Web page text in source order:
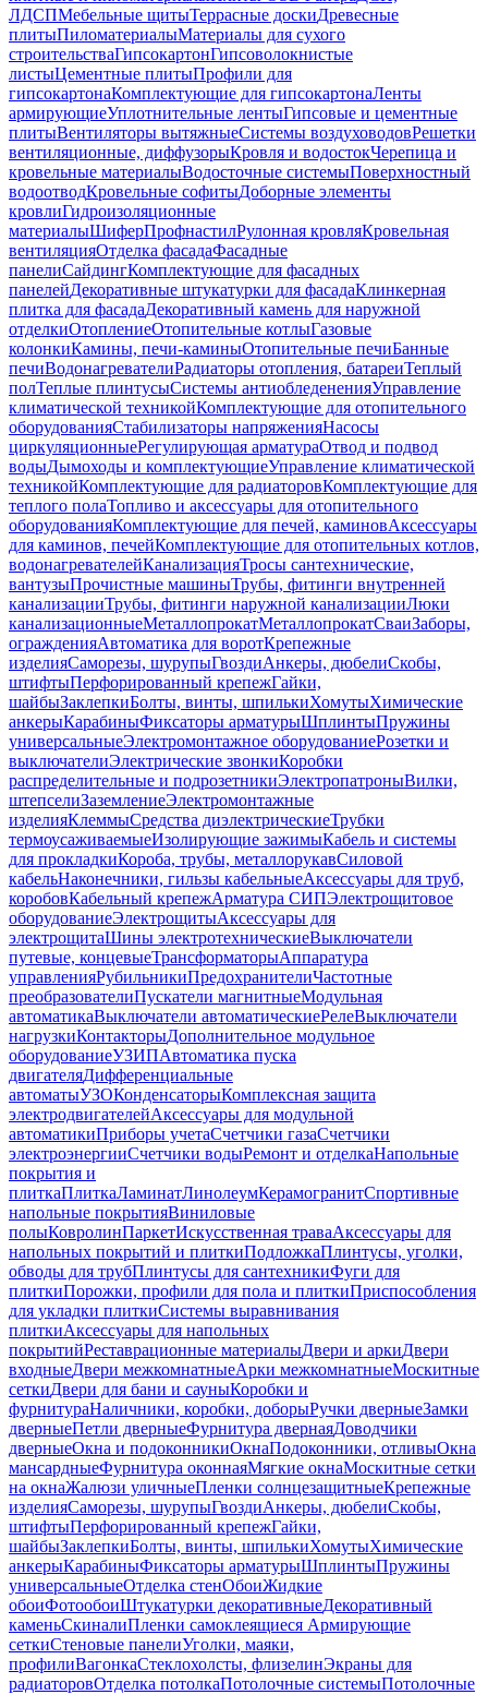
ЛДСПМебельные щитыТеррасные доскиДревесные
плитыПиломатериалыМатериалы для сухого
строительстваГипсокартонГипсоволокнистые
листыЦементные плитыПрофили для
гипсокартонаКомплектующие для гипсокартонаЛенты
армирующиеУплотнительные лентыГипсовые и цементные
плитыВентиляторы вытяжныеСистемы воздуховодовРешетки
вентиляционные, диффузорыКровля и водостокЧерепица и
кровельные материалыВодосточные системыПоверхностный
водоотводКровельные софитыДоборные элементы
кровлиГидроизоляционные
материалыШиферПрофнастилРулонная кровляКровельная
вентиляцияОтделка фасадаФасадные
панелиСайдингКомплектующие для фасадных
панелейДекоративные штукатурки для фасадаКлинкерная
плитка для фасадаДекоративный камень для наружной
отделкиОтоплениеОтопительные котлыГазовые
колонкиКамины, печи-каминыОтопительные печиБанные
печиВодонагревателиРадиаторы отопления, батареиТеплый
полТеплые плинтусыСистемы антиобледененияУправление
климатической техникойКомплектующие для отопительного
оборудованияСтабилизаторы напряженияНасосы
циркуляционныеРегулирующая арматураОтвод и подвод
водыДымоходы и комплектующиеУправление климатической
техникойКомплектующие для радиаторовКомплектующие для
теплого полаТопливо и аксессуары для отопительного
оборудованияКомплектующие для печей, каминовАксессуары
для каминов, печейКомплектующие для отопительных котлов,
водонагревателейКанализацияТросы сантехнические,
вантузыПрочистные машиныТрубы, фитинги внутренней
канализацииТрубы, фитинги наружной канализацииЛюки
канализационныеМеталлопрокатМеталлопрокатСваиЗаборы,
огражденияАвтоматика для воротКрепежные
изделияСаморезы, шурупыГвоздиАнкеры, дюбелиСкобы,
штифтыПерфорированный крепежГайки,
шайбыЗаклепкиБолты, винты, шпилькиХомутыХимические
анкерыКарабиныФиксаторы арматурыШплинтыПружины
универсальныеЭлектромонтажное оборудованиеРозетки и
выключателиЭлектрические звонкиКоробки
распределительные и подрозетникиЭлектропатроныВилки,
штепселиЗаземлениеЭлектромонтажные
изделияКлеммыСредства диэлектрическиеТрубки
термоусаживаемыеИзолирующие зажимыКабель и системы
для прокладкиКороба, трубы, металлорукавСиловой
кабельНаконечники, гильзы кабельныеАксессуары для труб,
коробовКабельный крепежАрматура СИПЭлектрощитовое
оборудованиеЭлектрощитыАксессуары для
электрощитаШины электротехническиеВыключатели
путевые, концевыеТрансформаторыАппаратура
управленияРубильникиПредохранителиЧастотные
преобразователиПускатели магнитныеМодульная
автоматикаВыключатели автоматическиеРелеВыключатели
нагрузкиКонтакторыДополнительное модульное
оборудованиеУЗИПАвтоматика пуска
двигателяДифференциальные
автоматыУЗОКонденсаторыКомплексная защита
электродвигателейАксессуары для модульной
автоматикиПриборы учетаСчетчики газаСчетчики
электроэнергииСчетчики водыРемонт и отделкаНапольные
покрытия и
плиткаПлиткаЛаминатЛинолеумКерамогранитСпортивные
напольные покрытияВиниловые
полыКовролинПаркетИскусственная траваАксессуары для
напольных покрытий и плиткиПодложкаПлинтусы, уголки,
обводы для трубПлинтусы для сантехникиФуги для
плиткиПорожки, профили для пола и плиткиПриспособления
для укладки плиткиСистемы выравнивания
плиткиАксессуары для напольных
покрытийРеставрационные материалыДвери и аркиДвери
входныеДвери межкомнатныеАрки межкомнатныеМоскитные
сеткиДвери для бани и сауныКоробки и
фурнитураНаличники, коробки, доборыРучки дверныеЗамки
дверныеПетли дверныеФурнитура двернаяДоводчики
дверныеОкна и подоконникиОкнаПодоконники, отливыОкна
мансардныеФурнитура оконнаяМягкие окнаМоскитные сетки
на окнаЖалюзи уличныеПленки солнцезащитныеКрепежные
изделияСаморезы, шурупыГвоздиАнкеры, дюбелиСкобы,
штифтыПерфорированный крепежГайки,
шайбыЗаклепкиБолты, винты, шпилькиХомутыХимические
анкерыКарабиныФиксаторы арматурыШплинтыПружины
универсальныеОтделка стенОбоиЖидкие
обоиФотообоиШтукатурки декоративныеДекоративный
каменьСкиналиПленки самоклеящиеся Армирующие
сеткиСтеновые панелиУголки, маяки,
профилиВагонкаСтеклохолсты, флизелинЭкраны для
радиаторовОтделка потолкаПотолочные системыПотолочные